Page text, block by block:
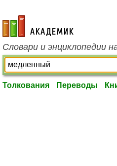
academic.ru
Словари и энциклопедии
Толкования Переводы